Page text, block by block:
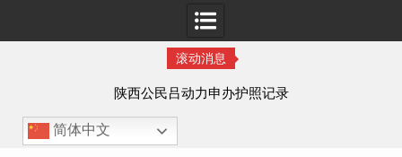
滚动消息
陕西公民吕动力申办护照记录
简体中文